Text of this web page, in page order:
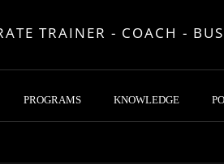
TRAINER - COACH -
PROGRAMS KNOWLEDGE